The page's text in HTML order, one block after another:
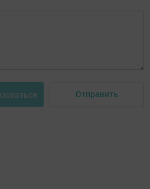
Отправить